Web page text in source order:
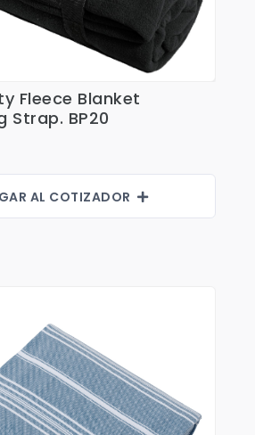
Ver Detalles
Fleece Blanket
Strap. BP20
AL COTIZADOR